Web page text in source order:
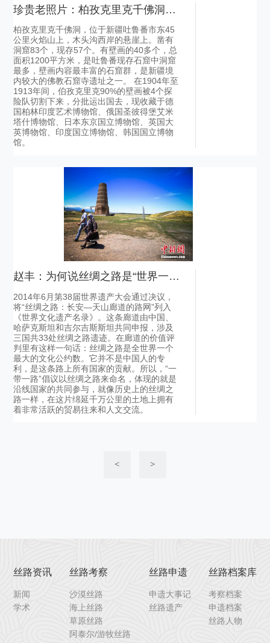
珍贵老照片：柏孜克里克千佛洞石窟
柏孜克里克千佛洞，位于新疆吐鲁番市东45
公里火焰山上，木头沟西岸的悬崖上。凿有
洞窟83个，现存57个。有壁画的40多个，总
面积1200平方米，是吐鲁番现存石窟中洞窟
最多，壁画内容最丰富的石窟群，是新疆境
内较大的佛教石窟寺遗址之一。 在1904年至
1913年间，伯孜克里克90%的壁画被4个探
险队切割下来，分批运出国去，现收藏于德
国柏林印度艺术博物馆、俄国圣彼得堡艾米
塔什博物馆、日本东京国立博物馆、英国大
英博物馆、印度国立博物馆、韩国国立博物
馆。
赵丰：为何说丝绸之路是“世界一个最大文化公约数”？
2014年6月第38届世界遗产大会通过决议，
将“丝绸之路：长安—天山廊道的路网”列入
《世界文化遗产名录》。这条廊道由中国、
哈萨克斯坦和吉尔吉斯斯坦共同申报，涉及
三国共33处丝绸之路遗迹。在廊道的价值评
判里有这样一句话：丝绸之路是全世界一个
最大的文化公约数。它并不是中国人的专
利，是这条路上所有国家的贡献。所以，“一
带一路”倡议以丝绸之路来命名，体现的就是
沿线国家的共同参与，就像历史上的丝绸之
路一样，在这片绵延千万公里的土地上拥有
着非常活跃的贸易往来和人文交流。
< >
丝路资讯
新闻
学术
丝路考察
沙漠丝路
海上丝路
草原丝路
阿泰尔/游牧丝路
丝路申遗
申遗大事记
丝路遗产
丝路档案库
考察档案
申遗档案
丝路人物